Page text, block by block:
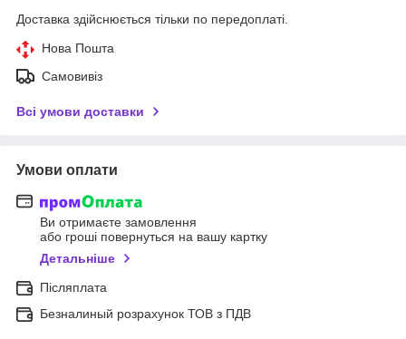
Доставка здійснюється тільки по передоплаті.
Нова Пошта
Самовивіз
Всі умови доставки
Умови оплати
Ви отримаєте замовлення
або гроші повернуться на вашу картку
Детальніше
Післяплата
Безналиный розрахунок ТОВ з ПДВ